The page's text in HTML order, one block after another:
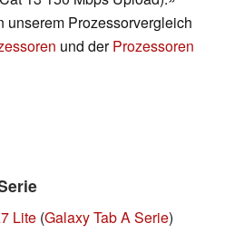
unserem Prozessorvergleich
und derProzessoren
Lite (Galaxy Tab A Serie)